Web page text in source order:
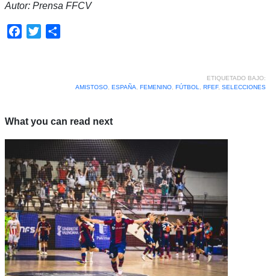
Autor: Prensa FFCV
Facebook
Twitter
ETIQUETADO BAJO:
AMISTOSO, ESPAÑA FEMENINO, FÚTBOL RFEF, SELECCIONES
What you can read next